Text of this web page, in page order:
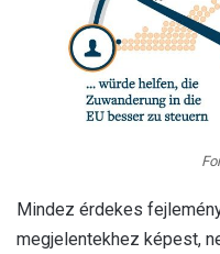
Mindez érdekes
megjelentekhez képest,